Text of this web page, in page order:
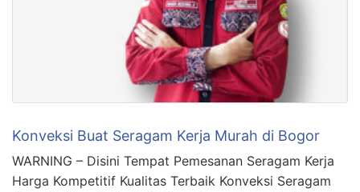
Konveksi Buat Seragam Kerja Murah di Bogor
WARNING – Disini Tempat Pemesanan Seragam Kerja
Harga Kompetitif Kualitas Terbaik Konveksi Seragam